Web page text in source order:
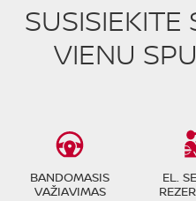
VIENU
BANDOMASIS
VAŽIAVIMAS
EL.